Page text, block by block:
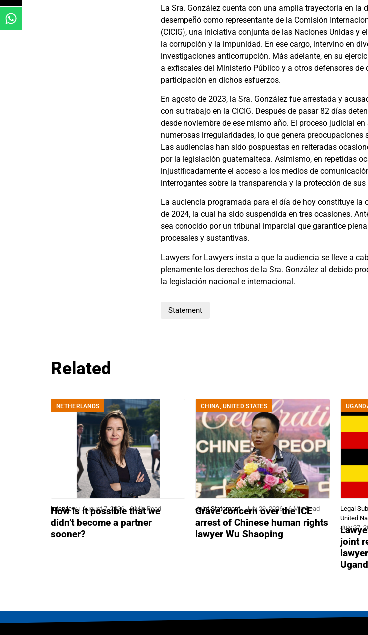
La Sra. González cuenta con una amplia trayectoria en la
desempeñó como representante de la Comisión
(CICIG), una iniciativa conjunta de las Naciones Unidas y
la corrupción y la impunidad. En ese cargo, intervino en
investigaciones anticorrupción. Más adelante, en su
a exfiscales del Ministerio Público y a otros defensores de
participación en dichos esfuerzos.
En agosto de 2023, la Sra. González fue arrestada y
con su trabajo en la CICIG. Después de pasar 82 días
desde noviembre de ese mismo año. El proceso judicial
numerosas irregularidades, lo que genera
Las audiencias han sido pospuestas en reiteradas
por la legislación guatemalteca. Asimismo, en repetidas
injustificadamente el acceso a los medios de
interrogantes sobre la transparencia y la protección de sus
La audiencia programada para el día de hoy constituye
de 2024, la cual ha sido suspendida en tres ocasiones.
sea conocido por un tribunal imparcial que garantice
procesales y sustantivas.
Lawyers for Lawyers insta a que la audiencia se lleve a
plenamente los derechos de la Sra. González al debido
la legislación nacional e internacional.
Statement
Related
NETHERLANDS
Interview August 7, 2026 6 Min Read
How is it possible that we
didn’t become a partner
sooner?
CHINA,UNITED STATES
Joint Statement July 29, 2026 6 Min Read
Grave concern over the ICE
arrest of Chinese human rights
lawyer Wu Shaoping
Legal
United
July 27,
joint